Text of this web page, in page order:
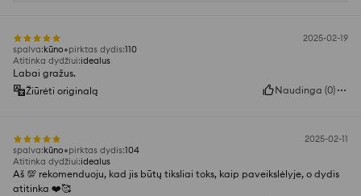
2025-02-19
spalva:kūno pirktas dydis:110
Atitinka dydžiui:idealus
Labai gražus.
Žiūrėti originalą
Naudinga (0)
2025-02-11
spalva:kūno pirktas dydis:104
Atitinka dydžiui:idealus
Aš 💯 rekomenduoju, kad jis būtų tiksliai toks, kaip paveikslėlyje, o dydis
atitinka ❤️🥰